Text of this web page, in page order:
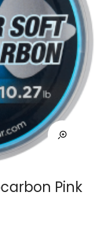
Pink